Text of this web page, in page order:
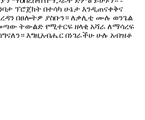
ፕሮጀክት በተሳካ ሁኔታ እንዲጠናቀቅና
በፀሎትዎ ያስቡን። ለቃሊቲ ሙሉ ወንጌል
ትውልድ የሚተርፍ ዘላቂ አሻራ ለማሳረፍ
እግዚአብሔር በነገራችሁ ሁሉ አብዝቶ